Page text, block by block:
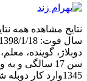
دوبلاژ، گوینده،
سن 17 سالگی
1345وارد کار دوبله شود اما به دلیل اعتصابات گویندگان […]